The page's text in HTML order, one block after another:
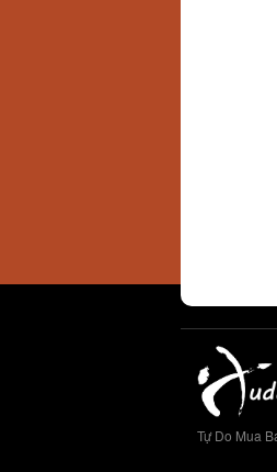
Tự Do Mua